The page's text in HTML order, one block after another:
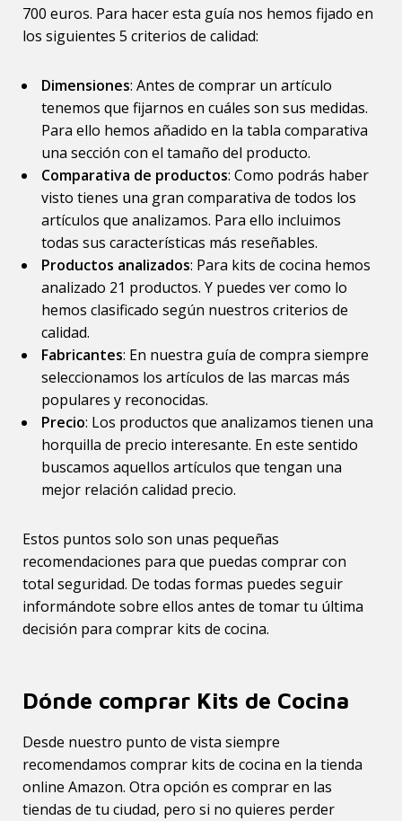
700 euros. Para hacer esta guía nos hemos fijado en
los siguientes 5 criterios de calidad:
Dimensiones: Antes de comprar un artículo
tenemos que fijarnos en cuáles son sus medidas.
Para ello hemos añadido en la tabla comparativa
una sección con el tamaño del producto.
Comparativa de productos: Como podrás haber
visto tienes una gran comparativa de todos los
artículos que analizamos. Para ello incluimos
todas sus características más reseñables.
Productos analizados: Para kits de cocina hemos
analizado 21 productos. Y puedes ver como lo
hemos clasificado según nuestros criterios de
calidad.
Fabricantes: En nuestra guía de compra siempre
seleccionamos los artículos de las marcas más
populares y reconocidas.
Precio: Los productos que analizamos tienen una
horquilla de precio interesante. En este sentido
buscamos aquellos artículos que tengan una
mejor relación calidad precio.
Estos puntos solo son unas pequeñas
recomendaciones para que puedas comprar con
total seguridad. De todas formas puedes seguir
informándote sobre ellos antes de tomar tu última
decisión para comprar kits de cocina.
Dónde comprar Kits de Cocina
Desde nuestro punto de vista siempre
recomendamos comprar kits de cocina en la tienda
online Amazon. Otra opción es comprar en las
tiendas de tu ciudad, pero si no quieres perder